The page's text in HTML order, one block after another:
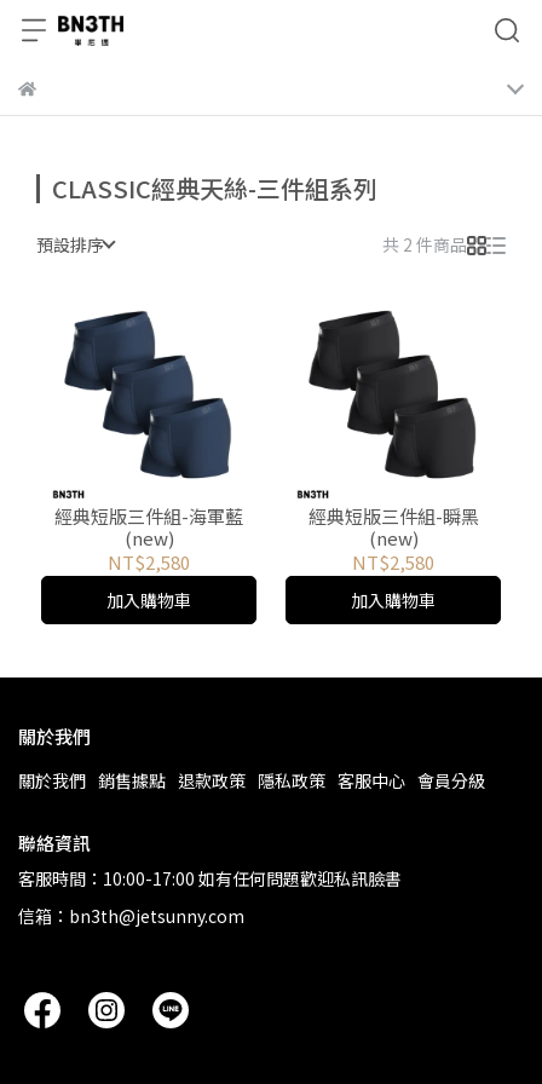
CLASSIC經典天絲-三件組系列
預設排序 共 2 件商品
經典短版三件組-海軍藍
(new)
NT$2,580
加入購物車
經典短版三件組-瞬黑
(new)
NT$2,580
加入購物車
關於我們
關於我們 銷售據點 退款政策 隱私政策 客服中心 會員分級
聯絡資訊
客服時間：10:00-17:00 如有任何問題歡迎私訊臉書
信箱：bn3th@jetsunny.com